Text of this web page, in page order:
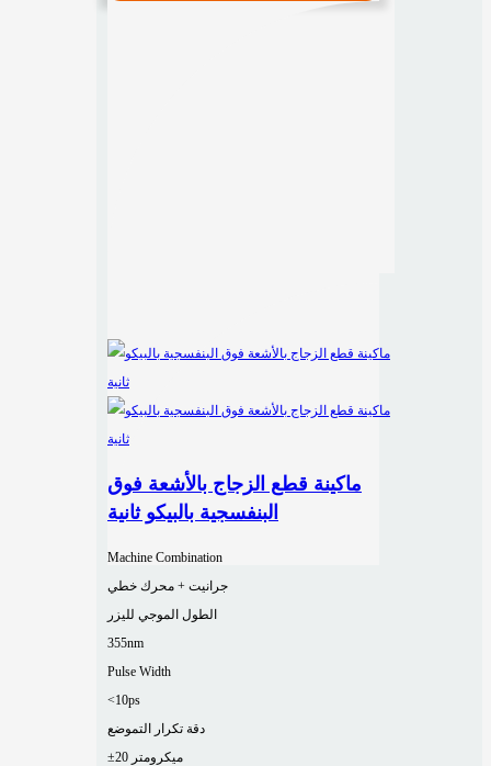
ماكينة قطع الزجاج بالأشعة فوق
البنفسجية بالبيكو ثانية
Machine Combination
جرانيت + محرك خطي
الطول الموجي لليزر
355nm
Pulse Width
<10ps
دقة تكرار التموضع
±20 ميكرومتر